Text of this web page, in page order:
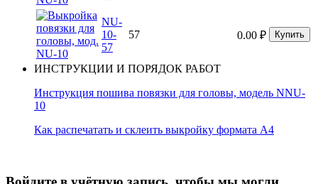
NU-
10-
57
57 0.00 ₽ Купить
ИНСТРУКЦИИ И ПОРЯДОК РАБОТ
Инструкция пошива повязки для головы, модель NNU-
10
Как распечатать и склеить выкройку формата А4